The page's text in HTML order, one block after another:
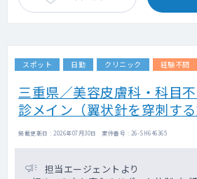
スポット 日勤 クリニック 経験不問
三重県／美容皮膚科・科目
診メイン（翼状針を穿刺する
掲載更新日 : 2026年07月30日 案件番号 : 26-SH646365
担当エージェントより